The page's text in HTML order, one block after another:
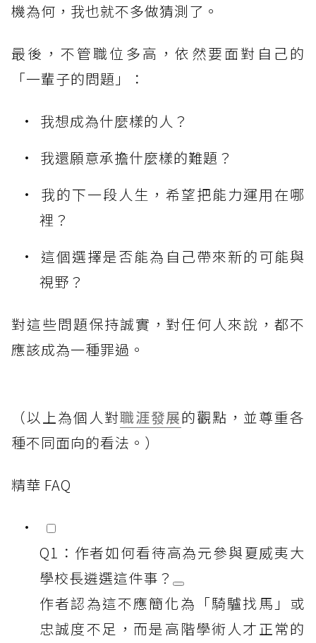
機為何，我也就不多做猜測了。
最後，不管職位多高，依然要面對自己的
「一輩子的問題」：
我想成為什麼樣的人？
我還願意承擔什麼樣的難題？
我的下一段人生，希望把能力運用在哪
裡？
這個選擇是否能為自己帶來新的可能與
視野？
對這些問題保持誠實，對任何人來說，都不
應該成為一種罪過。
（以上為個人對職涯發展的觀點，並尊重各
種不同面向的看法。）
精華 FAQ
Q1：作者如何看待高為元參與夏威夷大
學校長遴選這件事？
作者認為這不應簡化為「騎驢找馬」或
忠誠度不足，而是高階學術人才正常的